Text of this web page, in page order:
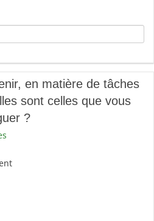
en matière de tâches
sont celles que vous
?